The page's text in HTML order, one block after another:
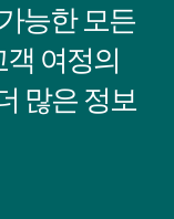
능한 모든
여정의
많은 정보